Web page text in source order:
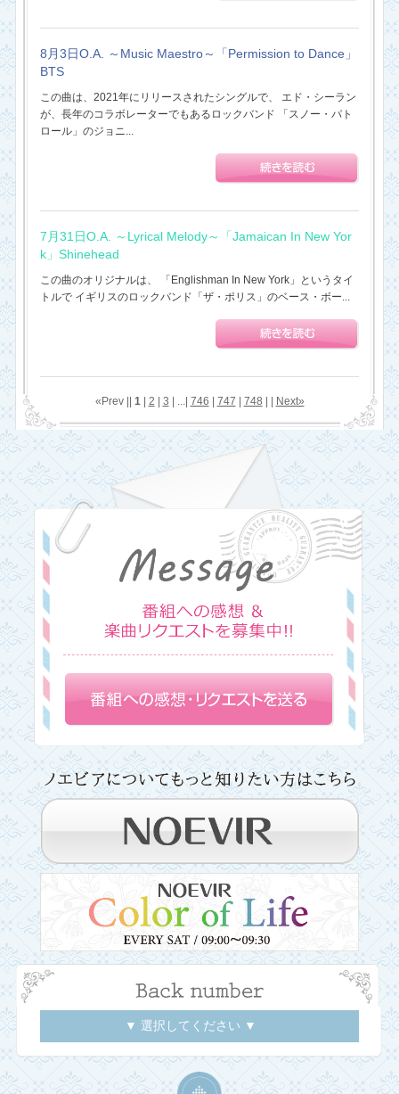
8月3日O.A. ～Music Maestro～「Permission to Dance」
BTS
この曲は、2021年にリリースされたシングルで、 エド・シーラン
が、長年のコラボレーターでもあるロックバンド 「スノー・パト
ロール」のジョニ...
7月31日O.A. ～Lyrical Melody～「Jamaican In New Yor
k」Shinehead
この曲のオリジナルは、 「Englishman In New York」というタイ
トルで イギリスのロックバンド「ザ・ポリス」のベース・ボー...
«Prev || 1| 2 3 | ...| 746 747 748 Next»